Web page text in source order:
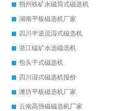
朔州铁矿永磁筒式磁选机
湖南平板磁选机厂家
四川半逆流湿式磁选机
浙江锰矿水选磁选机
包头干式磁选机
四川湿式磁选机报价
潍坊平板磁选机厂家
云南高强磁磁选机厂家